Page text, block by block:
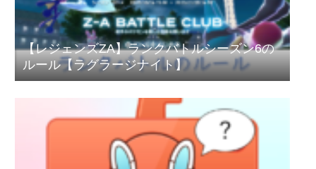
【レジェンズZA】ランクバトルシーズン6の
ルール【ラグラージナイト】